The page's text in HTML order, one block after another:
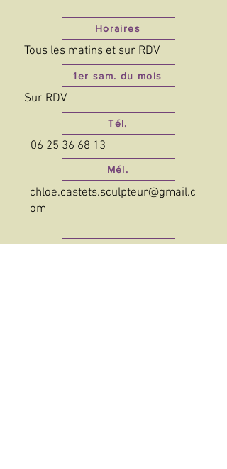
Horaires
Tous les matins et sur RDV
1er sam. du mois
Sur RDV
Tél.
06 25 36 68 13
Mél.
chloe.castets.sculpteur@gmail.c
om